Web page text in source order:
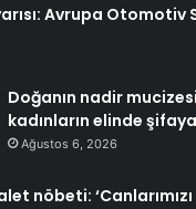
Avrupa
Doğanın nadir mucizesi
kadınların elinde
Ağustos 6, 2026
nöbeti: